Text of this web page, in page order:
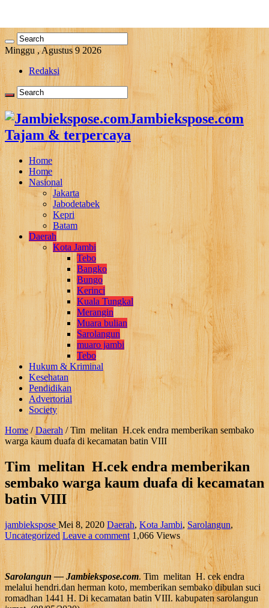
Minggu , Agustus 9 2026
Redaksi
Jambiekspose.com
Tajam & terpercaya
Home
Home
Nasional
Jakarta
Jabodetabek
Kepri
Batam
Daerah
Kota Jambi
Tebo
Bangko
Bungo
Kerinci
Kuala Tungkal
Merangin
Muara bulian
Sarolangun
muaro jambi
Tebo
Hukum & Kriminal
Kesehatan
Pendidikan
Advertorial
Society
Home / Daerah / Tim melitan H.cek endra memberikan sembako
warga kaum duafa di kecamatan batin VIII
Tim melitan H.cek endra memberikan
sembako warga kaum duafa di kecamatan
batin VIII
jambieksposeMei 8, 2020 Daerah, Kota Jambi, Sarolangun,
Uncategorized Leave a comment 1,066 Views
Sarolangun — Jambiekspose.com. Tim melitan H. cek endra
melalui hendri.dan herman koto, memberikan sembako dibulan suci
romadhan 1441 H. Di kecamatan batin VIII. kabupaten sarolangun